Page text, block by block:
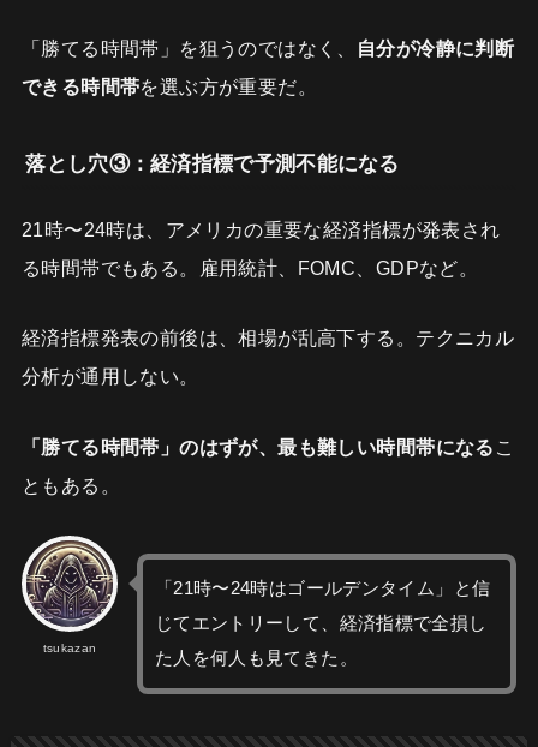
「勝てる時間帯」を狙うのではなく、
自分が冷静に判断
できる時間帯を選ぶ方が重要だ。
落とし穴③：経済指標で予測不能になる
21時〜24時は、アメリカの重要な経済指標が発表され
る時間帯でもある。雇用統計、FOMC、GDPなど。
経済指標発表の前後は、相場が乱高下する。テクニカル
分析が通用しない。
「勝てる時間帯」のはずが、最も難しい時間帯になる こ
ともある。
tsukazan
「21時〜24時はゴールデンタイム」と信
じてエントリーして、経済指標で全損し
た人を何人も見てきた。